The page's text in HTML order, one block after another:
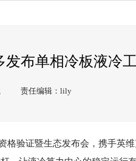
布单相冷板液冷
责任编辑：lily
验证暨生态发布会，携手英